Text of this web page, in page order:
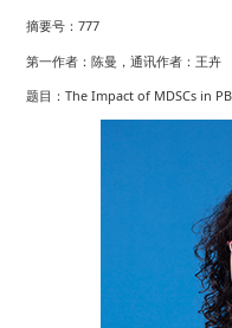
摘要号：777
第一作者：陈曼，通讯作者：王卉
题目：The Impact of MDSCs in